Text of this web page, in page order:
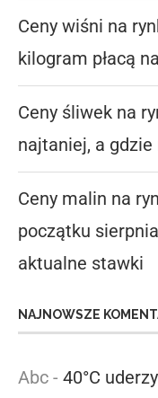
Ceny wiśni na
kilogram płacą
Ceny śliwek na
najtaniej, a gdzie
Ceny malin na
początku
aktualne stawki
NAJNOWSZE
Abc - 40°C